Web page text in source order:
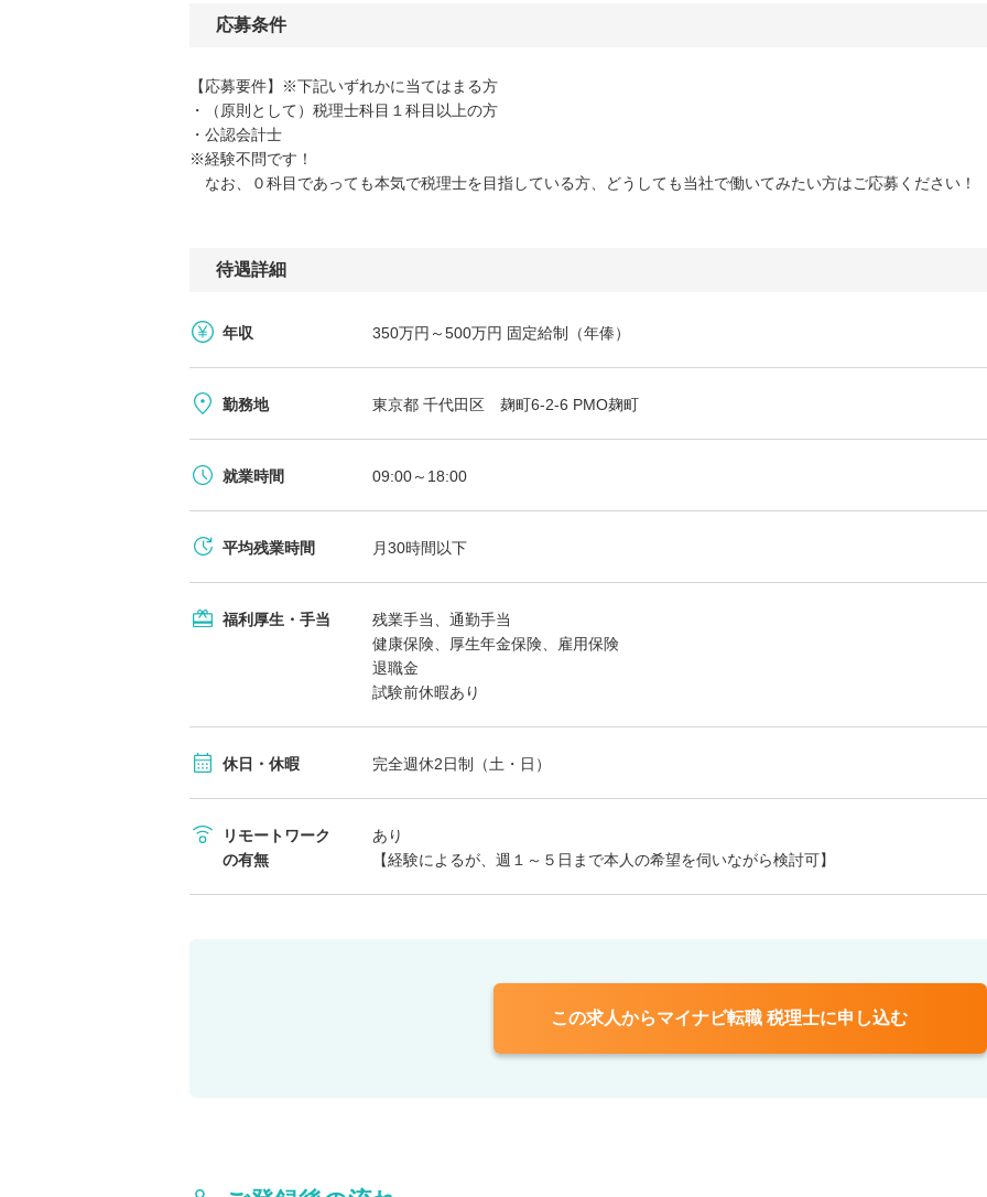
応募条件
【応募要件】※下記いずれかに当てはまる方
・（原則として）税理士科目１科目以上の方
・公認会計士
※経験不問です！
なお、０科目であっても本気で税理士を目指している方、どうしても当社で働いてみたい方はご応募ください！
待遇詳細
年収 350万円～500万円 固定給制（年俸）
勤務地 東京都 千代田区 麹町6-2-6 PMO麹町
就業時間 09:00～18:00
平均残業時間 月30時間以下
福利厚生・手当
残業手当、通勤手当
健康保険、厚生年金保険、雇用保険
退職金
試験前休暇あり
休日・休暇 完全週休2日制（土・日）
リモートワーク
の有無
あり
【経験によるが、週１～５日まで本人の希望を伺いながら検討可】
この求人からマイナビ転職 税理士に申し込む